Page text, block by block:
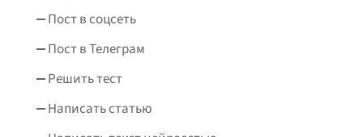
Пост в соцсеть
Пост в Телеграм
Решить тест
Написать статью